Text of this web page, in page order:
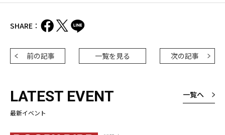
SHARE：
前の記事 一覧を見る 次の記事
LATEST EVENT
最新イベント
一覧へ